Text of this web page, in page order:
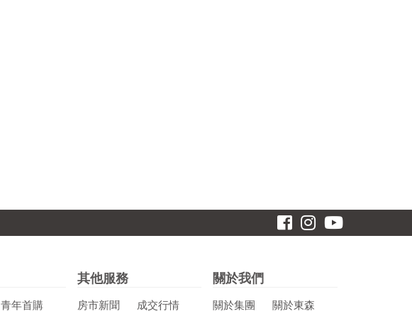
青年首購
其他服務
房市新聞 成交行情
關於我們
關於集團 關於東森